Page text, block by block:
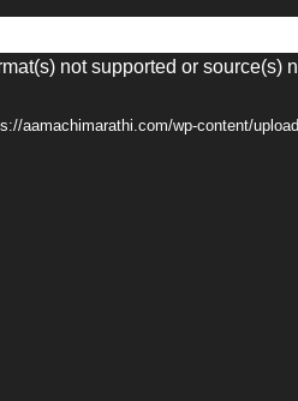
not supported or source(s)
aamachimarathi.com/wp-content/